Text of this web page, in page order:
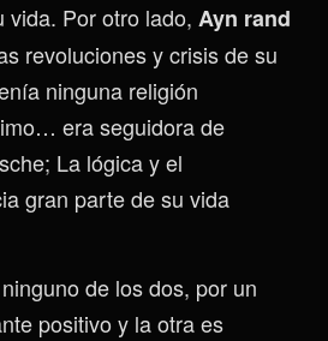
vida. Por otro lado, Ayn rand
revoluciones y crisis de su
ninguna religión
era seguidora de
La lógica y el
gran parte de su vida
de los dos, por un
positivo y la otra es